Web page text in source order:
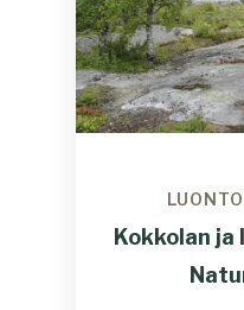
LUONTO
Kokkolan